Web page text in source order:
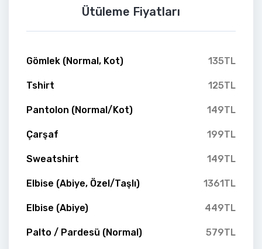
Ütüleme Fiyatları
Gömlek (Normal, Kot) 135TL
Tshirt 125TL
Pantolon (Normal/Kot) 149TL
Çarşaf 199TL
Sweatshirt 149TL
Elbise (Abiye, Özel/Taşlı) 1361TL
Elbise (Abiye) 449TL
Palto / Pardesü (Normal) 579TL